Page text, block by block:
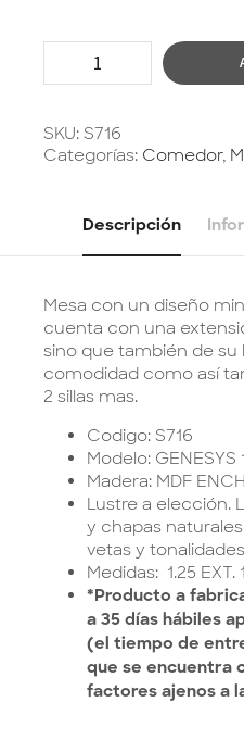
SKU: S716
Categorías: Comedor,
Descripción
Mesa con un diseño
cuenta con una
sino que también de su
comodidad como así
2 sillas mas.
Codigo: S716
Modelo: GENESYS
Madera: MDF
Lustre a elección.
y chapas
vetas y
Medidas: 1.25 EXT.
*Producto a
a 35 días hábiles
(el tiempo de
que se encuentra
factores ajenos a